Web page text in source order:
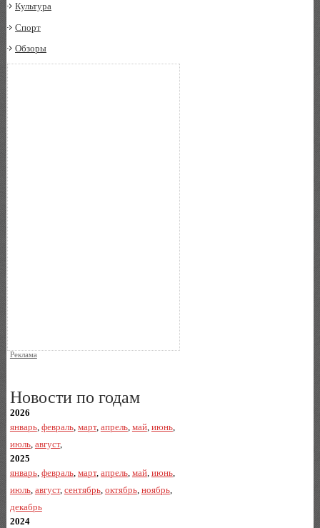
Культура
Спорт
Обзоры
Реклама
Новости по годам
2026
январь, февраль, март, апрель, май, июнь,
июль, август,
2025
январь, февраль, март, апрель, май, июнь,
июль, август, сентябрь, октябрь, ноябрь,
декабрь
2024